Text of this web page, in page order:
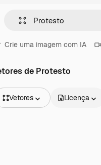
Crie uma imagem com IA
de Protesto
Vetores Licença